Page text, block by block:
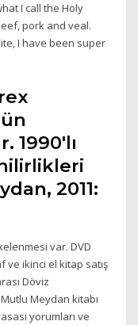
I call the Holy
pork and veal.
I have been super
1990'lı
2011:
var. DVD
ve ikinci el kitap satış
Döviz
Meydan kitabı
yorumları ve